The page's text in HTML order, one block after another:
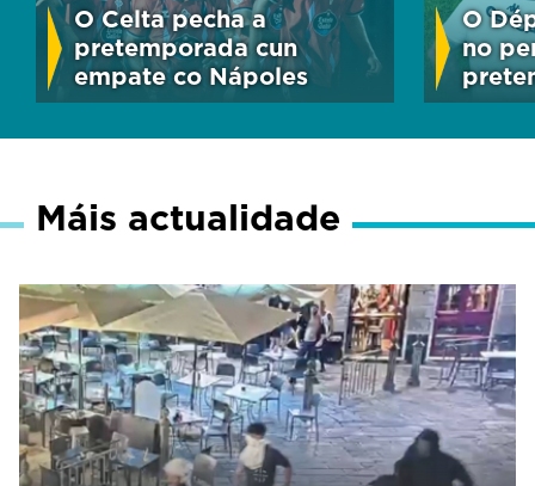
O Celta pecha a
pretemporada cun
empate co Nápoles
O
no
Máis actualidade